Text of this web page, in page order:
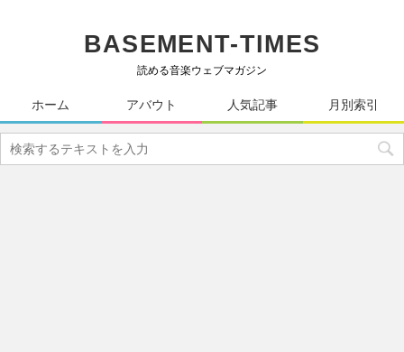
BASEMENT-TIMES
読める音楽ウェブマガジン
ホーム アバウト 人気記事 月別索引